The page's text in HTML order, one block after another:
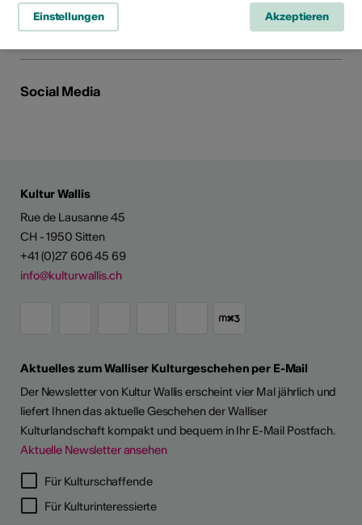
Route planen
ÖV Fahrplan
Social Media
Kultur Wallis
Rue de Lausanne 45
CH - 1950 Sitten
+41 (0)27 606 45 69
info@kulturwallis.ch
Aktuelles zum Walliser Kulturgeschehen per E-Mail
Der Newsletter von Kultur Wallis erscheint vier Mal jährlich und
liefert Ihnen das aktuelle Geschehen der Walliser
Kulturlandschaft kompakt und bequem in Ihr E-Mail Postfach.
Aktuelle Newsletter ansehen
Für Kulturschaffende
Für Kulturinteressierte
Einstellungen Akzeptieren